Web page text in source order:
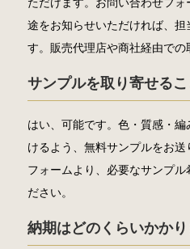
途をお知らせいただければ、
す。販売代理店や商社経由での
サンプルを取り寄せる
はい、可能です。色・質感・
けるよう、無料サンプルをお
フォームより、必要なサンプル
ださい。
納期はどのくらいかかり